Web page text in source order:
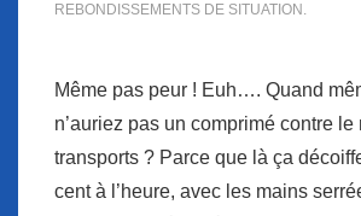
REBONDISSEMENTS DE SITUATION.
Même pas peur ! Euh…. Quand
n’auriez pas un comprimé contre le
transports ? Parce que là ça
cent à l’heure, avec les mains